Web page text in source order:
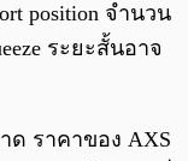
position จำนวน
ระยะสั้นอาจ
ราคาของ AXS